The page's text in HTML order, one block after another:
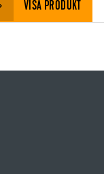
VISA PRODUKT